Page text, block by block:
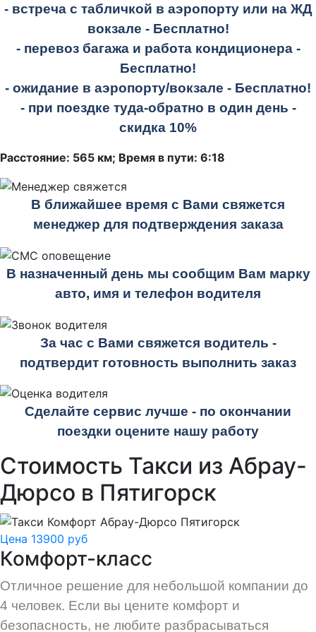
- встреча с табличкой в аэропорту или на ЖД
вокзале - Бесплатно!
- перевоз багажа и работа кондиционера -
Бесплатно!
- ожидание в аэропорту/вокзале - Бесплатно!
- при поездке туда-обратно в один день -
скидка 10%
Расстояние: 565 км; Время в пути: 6:18
В ближайшее время с Вами свяжется
менеджер для подтверждения заказа
В назначенный день мы сообщим Вам марку
авто, имя и телефон водителя
За час с Вами свяжется водитель -
подтвердит готовность выполнить заказ
Сделайте сервис лучше - по окончании
поездки оцените нашу работу
Стоимость Такси из Абрау-
Дюрсо в Пятигорск
Цена 13900 руб
Комфорт-класс
Отличное решение для небольшой компании до
4 человек. Если вы цените комфорт и
безопасность, не любите разбрасываться